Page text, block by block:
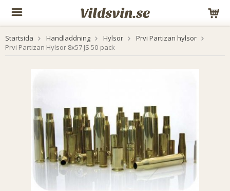
Startsida Handladdning Hylsor
Prvi Partizan hylsor
Prvi Partizan Hylsor 8x57 JS 50-pack